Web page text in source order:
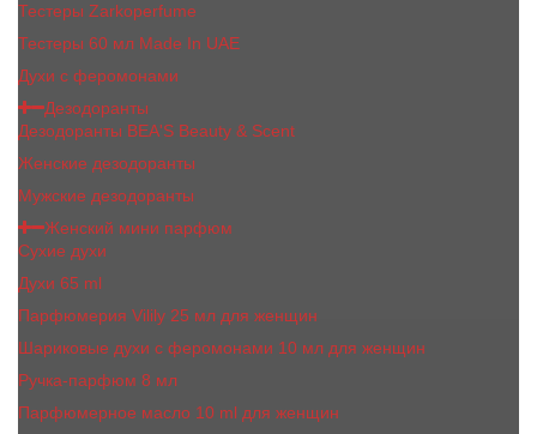
Тестеры Zarkoperfume
Тестеры 60 мл Made In UAE
Духи с феромонами
Дезодоранты
Дезодоранты BEA'S Beauty & Scent
Женские дезодоранты
Мужские дезодоранты
Женский мини парфюм
Сухие духи
Духи 65 ml
Парфюмерия Vilily 25 мл для женщин
Шариковые духи с феромонами 10 мл для женщин
Ручка-парфюм 8 мл
Парфюмерное масло 10 ml для женщин